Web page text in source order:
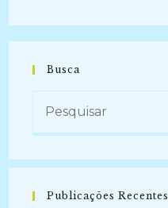
Busca
Publicações Recentes